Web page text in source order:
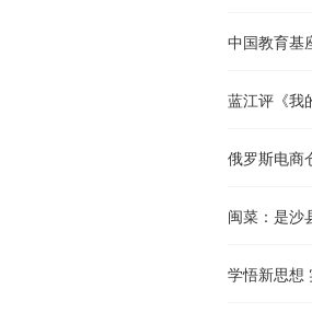
闽菜：是沙
学悟新思想